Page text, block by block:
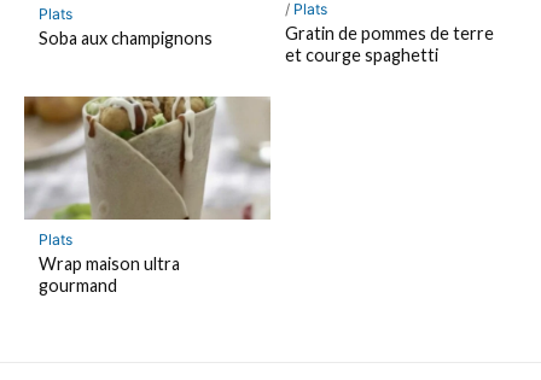
Plats
Soba aux champignons
/ Plats
Gratin de pommes de terre
et courge spaghetti
Plats
Wrap maison ultra
gourmand